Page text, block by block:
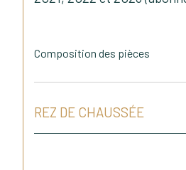
08/06/2023
Composition des pièces
REZ DE CHAUSSÉE